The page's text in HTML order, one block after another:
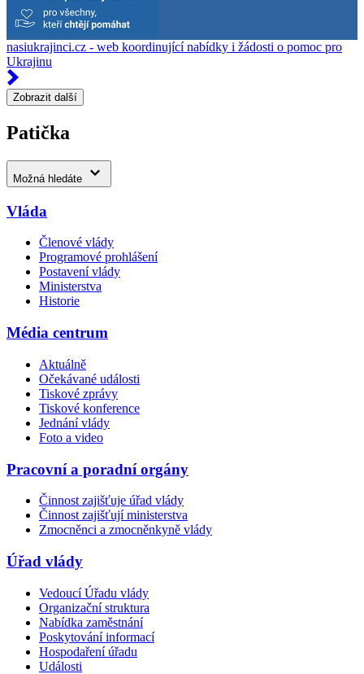
nasiukrajinci.cz - web koordinující nabídky i žádosti o pomoc pro
Ukrajinu
Zobrazit další
Patička
Možná hledáte
Vláda
Členové vlády
Programové prohlášení
Postavení vlády
Ministerstva
Historie
Média centrum
Aktuálně
Očekávané události
Tiskové zprávy
Tiskové konference
Jednání vlády
Foto a video
Pracovní a poradní orgány
Činnost zajišťuje úřad vlády
Činnost zajišťují ministerstva
Zmocněnci a zmocněnkyně vlády
Úřad vlády
Vedoucí Úřadu vlády
Organizační struktura
Nabídka zaměstnání
Poskytování informací
Hospodaření úřadu
Události